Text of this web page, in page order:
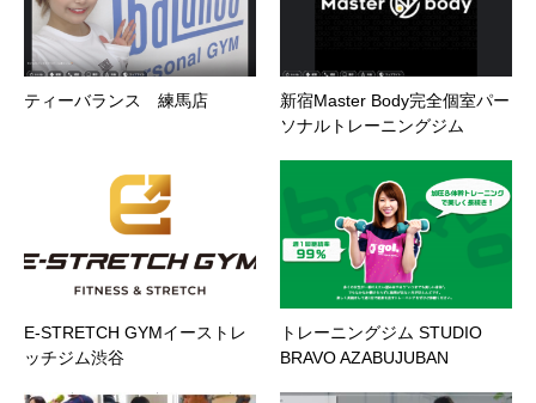
ティーバランス 練馬店
新宿Master Body完全個室パー
ソナルトレーニングジム
E-STRETCH GYMイーストレ
ッチジム渋谷
トレーニングジム STUDIO
BRAVO AZABUJUBAN